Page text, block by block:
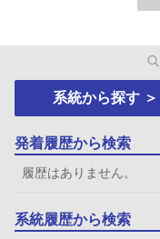
系統から探す ＞
発着履歴から検索
履歴はありません。
系統履歴から検索